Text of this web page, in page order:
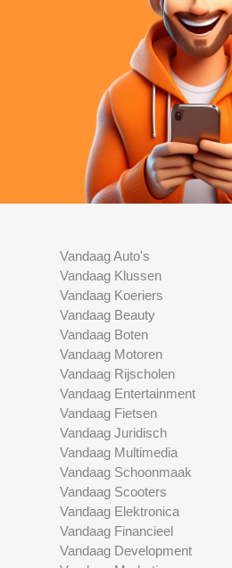
Vandaag Auto's
Vandaag Klussen
Vandaag Koeriers
Vandaag Beauty
Vandaag Boten
Vandaag Motoren
Vandaag Rijscholen
Vandaag Entertainment
Vandaag Fietsen
Vandaag Juridisch
Vandaag Multimedia
Vandaag Schoonmaak
Vandaag Scooters
Vandaag Elektronica
Vandaag Financieel
Vandaag Development